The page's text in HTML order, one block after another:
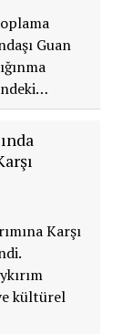
Guan
Karşı
kültürel